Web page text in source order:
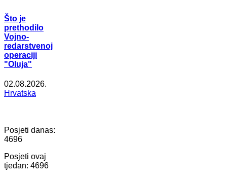
Što je
prethodilo
Vojno-
redarstvenoj
operaciji
"Oluja"
02.08.2026.
Hrvatska
Posjeti danas:
4696
Posjeti ovaj
tjedan: 4696